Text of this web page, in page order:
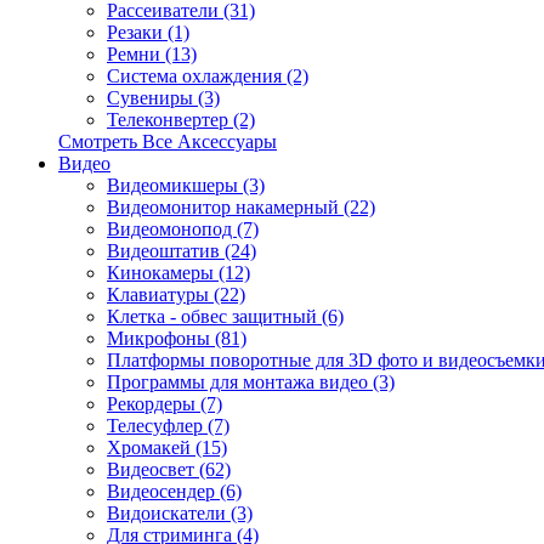
Рассеиватели (31)
Резаки (1)
Ремни (13)
Система охлаждения (2)
Сувениры (3)
Телеконвертер (2)
Смотреть Все Аксессуары
Видео
Видеомикшеры (3)
Видеомонитор накамерный (22)
Видеомонопод (7)
Видеоштатив (24)
Кинокамеры (12)
Клавиатуры (22)
Клетка - обвес защитный (6)
Микрофоны (81)
Платформы поворотные для 3D фото и
Программы для монтажа видео (3)
Рекордеры (7)
Телесуфлер (7)
Хромакей (15)
Видеосвет (62)
Видеосендер (6)
Видоискатели (3)
Для стриминга (4)